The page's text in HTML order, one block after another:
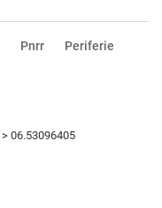
Pnrr Periferie
> 06.53096405